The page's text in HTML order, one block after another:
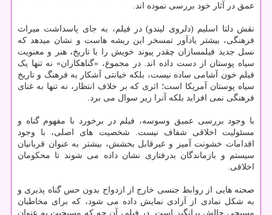
عمق در آثار خود بررسی نموده اند.
نقش دلتا اسلیم (دلروی لیندو) در فیلم، به جای پاسداشت میراث
فرهنگی، بیشتر یادآور تمسخر این ریشه هاست و نشان میدهد که
نسل جدید فیلمسازان چقدر پیوند خویش را با تاریخ، هنر و معنویت
سیاه پوستان از دست داده اند. در مجموع، «گناهکاران» نه تنها یک
فیلم خون آشامی ساده نیست، بلکه خیانتی آشکار به فرهنگ و تاریخ
سیاه پوستان آمریکا است؛ اثری که بر خلاف انتظار، نه تنها به غنای
فرهنگی نمی افزاید بلکه آنرا زیر سوال می برد.
با وجود بررسی عمیق وسوسه، فیلم در برخورد با مفهوم گناه و
مسئولیت اخلاقی شفاف نیست. شخصیت های اصلی، با وجود
اقدامات خشونت آمیز و غیرقابل بخشش، بیشتر به عنوان قربانیان
سیستم و بازماندگان بدرفتاری نشان داده می شوند تا محکومان
اخلاقی.
صحنه هایی از روابط جنسی خارج از ازدواج بدون حس گناه پذیری و
به شکل نمادی از آزادی نمایش داده می شود، که برای مخاطبان
مسیحی چالش برانگیز است. در فیلم، آن چه که مسیحیت به عنوان